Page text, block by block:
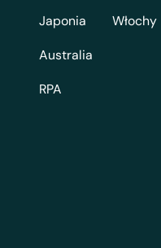
Japonia
Australia
RPA
Włochy